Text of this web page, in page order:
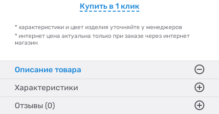
Купить в 1 клик
* характеристики и цвет изделия уточняйте у менеджеров
* интернет цена актуальна только при заказе через интернет
магазин
Описание товара
Характеристики
Отзывы (0)